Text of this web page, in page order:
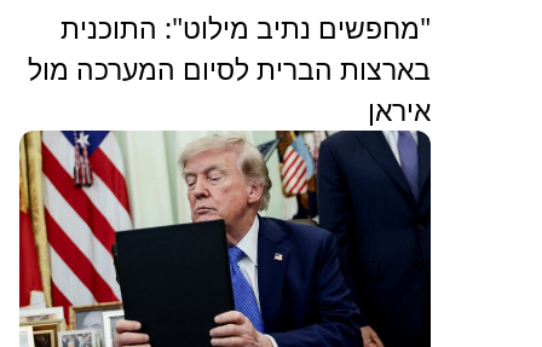
"מחפשים נתיב מילוט": התוכנית
בארצות הברית לסיום המערכה מול
איראן